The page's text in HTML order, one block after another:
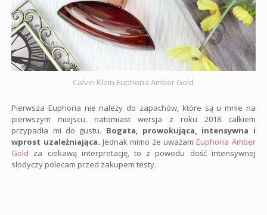
Calvin Klein Euphoria Amber Gold
Pierwsza Euphoria nie należy do zapachów, które są u mnie na
pierwszym miejscu, natomiast wersja z roku 2018 całkiem
przypadła mi do gustu. Bogata, prowokująca, intensywna i
wprost uzależniająca. Jednak mimo że uważam Euphoria Amber
Gold za ciekawą interpretację, to z powodu dość intensywnej
słodyczy polecam przed zakupem testy.